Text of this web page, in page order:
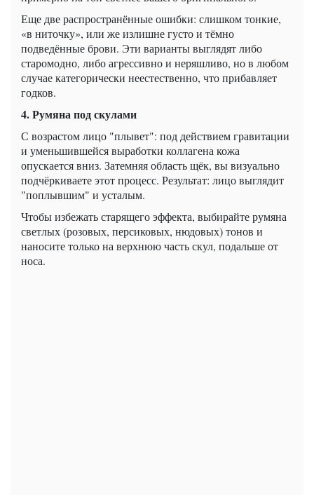
Еще две распространённые ошибки: слишком тонкие,
«в ниточку», или же излишне густо и тёмно
подведённые брови. Эти варианты выглядят либо
старомодно, либо агрессивно и неряшливо, но в любом
случае категорически неестественно, что прибавляет
годков.
4. Румяна под скулами
С возрастом лицо "плывет": под действием гравитации
и уменьшившейся выработки коллагена кожа
опускается вниз. Затемняя область щёк, вы визуально
подчёркиваете этот процесс. Результат: лицо выглядит
"поплывшим" и усталым.
Чтобы избежать старящего эффекта, выбирайте румяна
светлых (розовых, персиковых, нюдовых) тонов и
наносите только на верхнюю часть скул, подальше от
носа.